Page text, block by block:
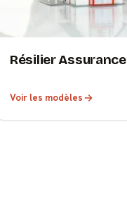
Résilier Assurance
Voir les modèles